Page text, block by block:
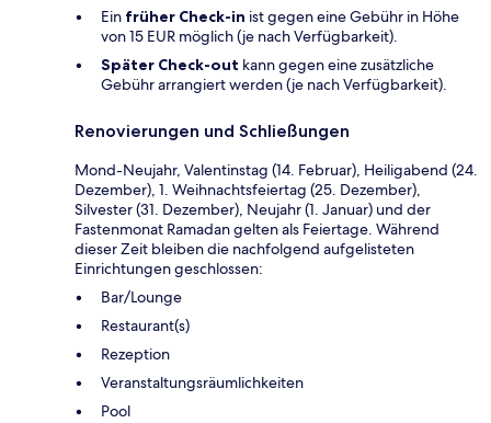
Ein früher Check-in ist gegen eine Gebühr in Höhe
von 15 EUR möglich (je nach Verfügbarkeit).
Später Check-out kann gegen eine zusätzliche
Gebühr arrangiert werden (je nach Verfügbarkeit).
Renovierungen und Schließungen
Mond-Neujahr, Valentinstag (14. Februar), Heiligabend (24.
Dezember), 1. Weihnachtsfeiertag (25. Dezember),
Silvester (31. Dezember), Neujahr (1. Januar) und der
Fastenmonat Ramadan gelten als Feiertage. Während
dieser Zeit bleiben die nachfolgend aufgelisteten
Einrichtungen geschlossen:
Bar/Lounge
Restaurant(s)
Rezeption
Veranstaltungsräumlichkeiten
Pool